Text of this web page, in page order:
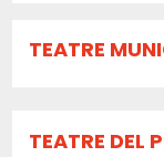
TEATRE
TEATRE DEL